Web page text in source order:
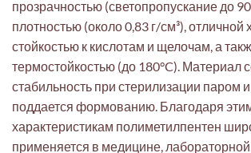
прозрачностью (светопропускание до
плотностью (около 0,83 г/см³), отличной
стойкостью к кислотам и щелочам, а
термостойкостью (до 180°C). Материал
стабильность при стерилизации паром и
поддается формованию. Благодаря
характеристикам полиметилпентен
применяется в медицине, лабораторной